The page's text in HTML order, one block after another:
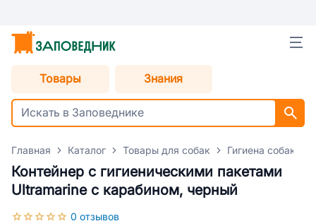
Товары Знания
Главная Каталог Товары для собак Гигиена собак
Контейнер с гигиеническими пакетами
Ultramarine с карабином, черный
0 отзывов